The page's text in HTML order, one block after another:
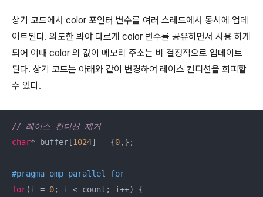
상기 코드에서 color 포인터 변수를 여러 스레드에서 동시에 업데
이트된다. 의도한 봐야 다르게 color 변수를 공유하면서 사용 하게
되어 이때 color 의 값이 메모리 주소는 비 결정적으로 업데이트
된다. 상기 코드는 아래와 같이 변경하여 레이스 컨디션을 회피할
수 있다.
// 레이스 컨디션 제거
char* buffer[1024] = {0,};
#pragma omp parallel for
for(i = 0; i < count; i++) {